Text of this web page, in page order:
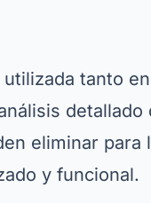
tanto
detallado
eliminar para
y funcional.